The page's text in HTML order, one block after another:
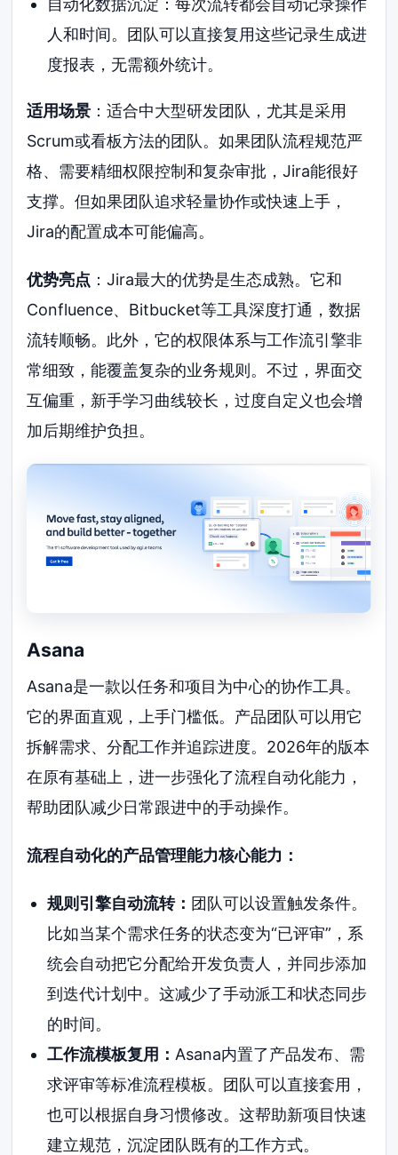
自动化数据沉淀：每次流转都会自动记录操作
人和时间。团队可以直接复用这些记录生成进
度报表，无需额外统计。
适用场景 ：适合中大型研发团队，尤其是采用
Scrum或看板方法的团队。如果团队流程规范严
格、需要精细权限控制和复杂审批，Jira能很好
支撑。但如果团队追求轻量协作或快速上手，
Jira的配置成本可能偏高。
优势亮点 ：Jira最大的优势是生态成熟。它和
Confluence、Bitbucket等工具深度打通，数据
流转顺畅。此外，它的权限体系与工作流引擎非
常细致，能覆盖复杂的业务规则。不过，界面交
互偏重，新手学习曲线较长，过度自定义也会增
加后期维护负担。
Asana
Asana是一款以任务和项目为中心的协作工具。
它的界面直观，上手门槛低。产品团队可以用它
拆解需求、分配工作并追踪进度。2026年的版本
在原有基础上，进一步强化了流程自动化能力，
帮助团队减少日常跟进中的手动操作。
流程自动化的产品管理能力核心能力：
规则引擎自动流转： 团队可以设置触发条件。
比如当某个需求任务的状态变为“已评审”，系
统会自动把它分配给开发负责人，并同步添加
到迭代计划中。这减少了手动派工和状态同步
的时间。
工作流模板复用： Asana内置了产品发布、需
求评审等标准流程模板。团队可以直接套用，
也可以根据自身习惯修改。这帮助新项目快速
建立规范，沉淀团队既有的工作方式。